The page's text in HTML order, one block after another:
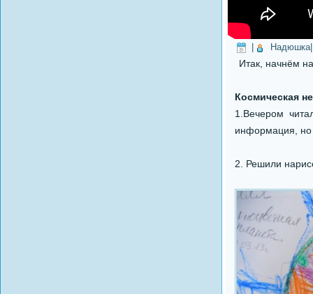
Надюшка
Итак, начнём
Космическая
1.Вечером
информация, но
2. Решили